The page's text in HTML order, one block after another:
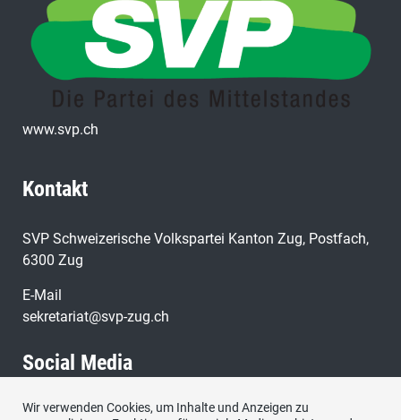
www.svp.ch
Kontakt
SVP Schweizerische Volkspartei Kanton Zug, Postfach,
6300 Zug
E-Mail
sekretariat@svp-zug.ch
Social Media
Besuchen Sie uns bei:
Wir verwenden Cookies, um Inhalte und Anzeigen zu